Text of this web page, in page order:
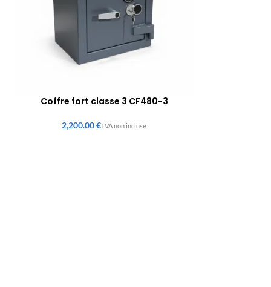
Coffre fort classe 3 CF480-3
€